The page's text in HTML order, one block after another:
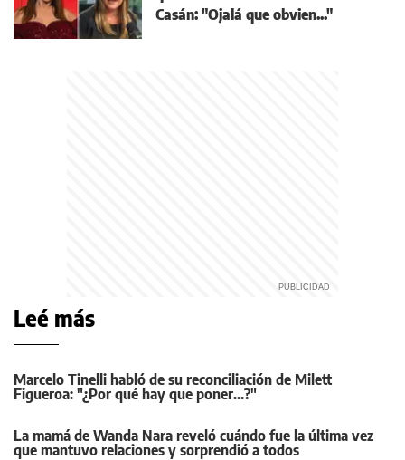
Casán: "Ojalá que obvien..."
Leé más
Marcelo Tinelli habló de su reconciliación de Milett
Figueroa: "¿Por qué hay que poner...?"
La mamá de Wanda Nara reveló cuándo fue la última vez
que mantuvo relaciones y sorprendió a todos